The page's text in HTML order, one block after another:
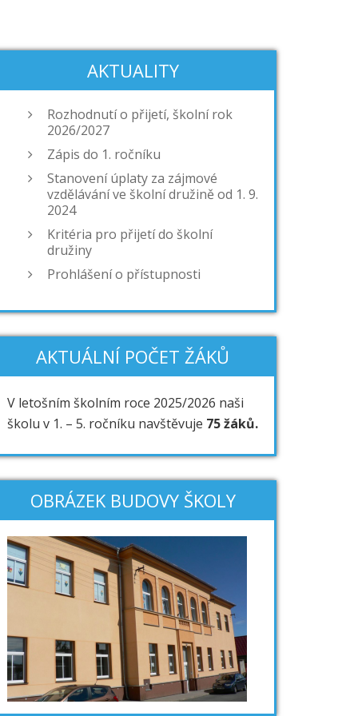
AKTUALITY
Rozhodnutí o přijetí, školní rok
2026/2027
Zápis do 1. ročníku
Stanovení úplaty za zájmové
vzdělávání ve školní družině od 1. 9.
2024
Kritéria pro přijetí do školní
družiny
Prohlášení o přístupnosti
AKTUÁLNÍ POČET ŽÁKŮ
V letošním školním roce 2025/2026 naši
školu v 1. – 5. ročníku navštěvuje 75 žáků.
OBRÁZEK BUDOVY ŠKOLY